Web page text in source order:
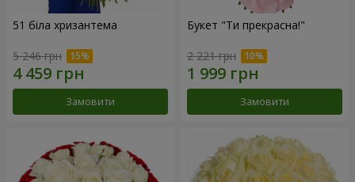
51 біла хризантема
5 246 грн
Замовити
Букет "Ти прекрасна!"
2 221 грн
Замовити